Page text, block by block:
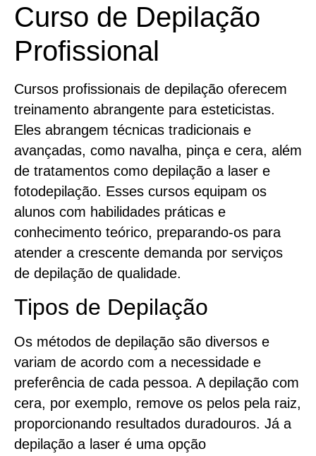
Curso de Depilação
Profissional
Cursos profissionais de depilação oferecem
treinamento abrangente para esteticistas.
Eles abrangem técnicas tradicionais e
avançadas, como navalha, pinça e cera, além
de tratamentos como depilação a laser e
fotodepilação. Esses cursos equipam os
alunos com habilidades práticas e
conhecimento teórico, preparando-os para
atender a crescente demanda por serviços
de depilação de qualidade.
Tipos de Depilação
Os métodos de depilação são diversos e
variam de acordo com a necessidade e
preferência de cada pessoa. A depilação com
cera, por exemplo, remove os pelos pela raiz,
proporcionando resultados duradouros. Já a
depilação a laser é uma opção